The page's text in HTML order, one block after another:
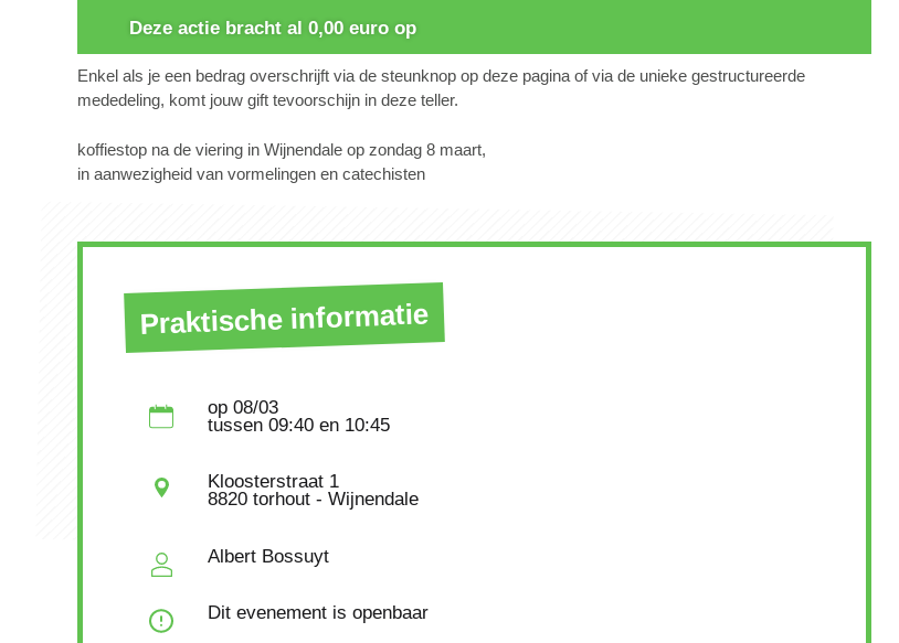
Deze actie bracht al 0,00 euro op
Enkel als je een bedrag overschrijft via de steunknop op deze pagina of via de unieke gestructureerde
mededeling, komt jouw gift tevoorschijn in deze teller.
koffiestop na de viering in Wijnendale op zondag 8 maart,
in aanwezigheid van vormelingen en catechisten
Praktische informatie
op 08/03
tussen 09:40en 10:45
Kloosterstraat 1
8820 torhout - Wijnendale
Albert Bossuyt
Dit evenement is openbaar